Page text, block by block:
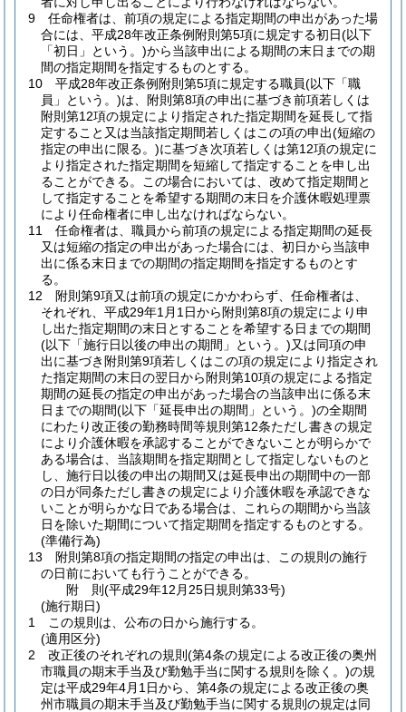
9
任命権者は、前項の規定による指定期間の申出があった場
合には、平成28年改正条例附則第5項に規定する初日(以下
「初日」という。)から当該申出による期間の末日までの期
間の指定期間を指定するものとする。
10
平成28年改正条例附則第5項に規定する職員(以下「職
員」という。)は、附則第8項の申出に基づき前項若しくは
附則第12項の規定により指定された指定期間を延長して指
定すること又は当該指定期間若しくはこの項の申出(短縮の
指定の申出に限る。)に基づき次項若しくは第12項の規定に
より指定された指定期間を短縮して指定することを申し出
ることができる。
この場合においては、改めて指定期間と
して指定することを希望する期間の末日を介護休暇処理票
により任命権者に申し出なければならない。
11
任命権者は、職員から前項の規定による指定期間の延長
又は短縮の指定の申出があった場合には、初日から当該申
出に係る末日までの期間の指定期間を指定するものとす
る。
12
附則第9項又は前項の規定にかかわらず、任命権者は、
それぞれ、平成29年1月1日から附則第8項の規定により申
し出た指定期間の末日とすることを希望する日までの期間
(以下「施行日以後の申出の期間」という。)又は同項の申
出に基づき附則第9項若しくはこの項の規定により指定され
た指定期間の末日の翌日から附則第10項の規定による指定
期間の延長の指定の申出があった場合の当該申出に係る末
日までの期間(以下「延長申出の期間」という。)の全期間
にわたり改正後の勤務時間等規則第12条ただし書きの規定
により介護休暇を承認することができないことが明らかで
ある場合は、当該期間を指定期間として指定しないものと
し、施行日以後の申出の期間又は延長申出の期間中の一部
の日が同条ただし書きの規定により介護休暇を承認できな
いことが明らかな日である場合は、これらの期間から当該
日を除いた期間について指定期間を指定するものとする。
(準備行為)
13
附則第8項の指定期間の指定の申出は、この規則の施行
の日前においても行うことができる。
附 則(平成29年12月25日規則第33号)
(施行期日)
1
この規則は、公布の日から施行する。
(適用区分)
2
改正後のそれぞれの規則 (第4条の規定による改正後の奥州
市職員の期末手当及び勤勉手当に関する規則を除く。)の規
定は平成29年4月1日から、第4条の規定による改正後の奥
州市職員の期末手当及び勤勉手当に関する規則の規定は同